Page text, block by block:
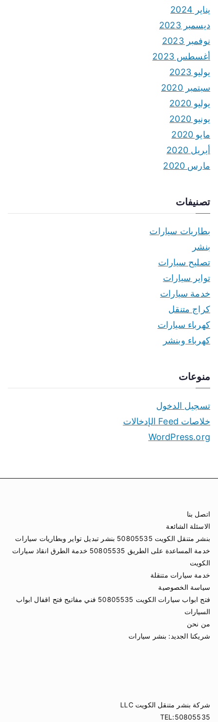
يناير 2024
ديسمبر 2023
نوفمبر 2023
أغسطس 2023
يوليو 2023
سبتمبر 2020
يوليو 2020
يونيو 2020
مايو 2020
أبريل 2020
مارس 2020
تصنيفات
بطاريات سيارات
بنشر
تصليح سيارات
تواير سيارات
خدمة سيارات
كراج متنقل
كهرباء سيارات
كهرباء وبنشر
منوعات
تسجيل الدخول
خلاصات Feed الإدخالات
WordPress.org
اتصل بنا
الاسئلة الشائعة
بنشر متنقل الكويت 50805535 بنشر تبديل تواير وبطاريات سيارات
خدمة المساعدة على الطريق 50805535 خدمة الطرق انقاذ سيارات
الكويت
خدمة سيارات متنقلة
سياسة الخصوصية
فتح ابواب سيارات الكويت 50805535 فني مفاتيح فتح اقفال ابواب
السيارات
من نحن
شريكنا الجديد: بنشر سيارات
شركة بنشر متنقل الكويت LLC
TEL:50805535